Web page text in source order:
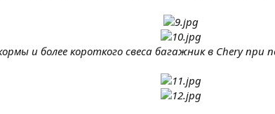
и более короткого свеса багажник в Chery при